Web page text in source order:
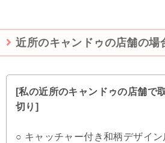
近所のキャンドゥの店舗の場
[私の近所のキャンドゥの店舗で
切り]
○ キャッチャー付き和柄デザイ